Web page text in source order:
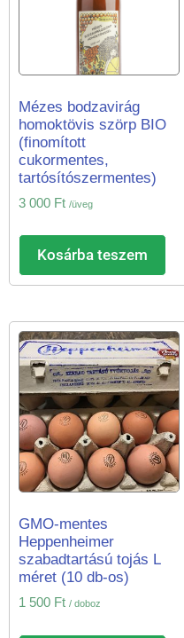
Mézes bodzavirág
homoktövis szörp BIO
(finomított
cukormentes,
tartósítószermentes)
3 000 Ft /üveg
Kosárba teszem
GMO-mentes
Heppenheimer
szabadtartású tojás L
méret (10 db-os)
1 500 Ft / doboz